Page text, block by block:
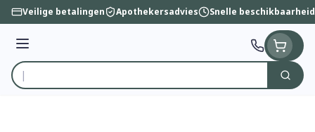
Ga naar de inhoud
Veilige betalingen Apothekersadvies Snelle beschikbaarheid
Menu
Product, merk, categorie...
Zoek